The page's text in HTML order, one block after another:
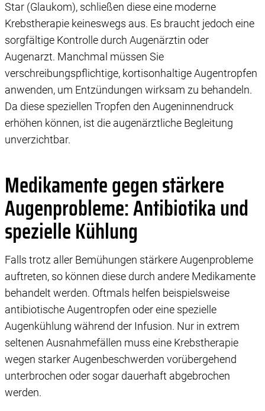
Star (Glaukom), schließen diese eine moderne
Krebstherapie keineswegs aus. Es braucht jedoch eine
sorgfältige Kontrolle durch Augenärztin oder
Augenarzt. Manchmal müssen Sie
verschreibungspflichtige, kortisonhaltige Augentropfen
anwenden, um Entzündungen wirksam zu behandeln.
Da diese speziellen Tropfen den Augeninnendruck
erhöhen können, ist die augenärztliche Begleitung
unverzichtbar.
Medikamente gegen stärkere
Augenprobleme: Antibiotika und
spezielle Kühlung
Falls trotz aller Bemühungen stärkere Augenprobleme
auftreten, so können diese durch andere Medikamente
behandelt werden. Oftmals helfen beispielsweise
antibiotische Augentropfen oder eine spezielle
Augenkühlung während der Infusion. Nur in extrem
seltenen Ausnahmefällen muss eine Krebstherapie
wegen starker Augenbeschwerden vorübergehend
unterbrochen oder sogar dauerhaft abgebrochen
werden.